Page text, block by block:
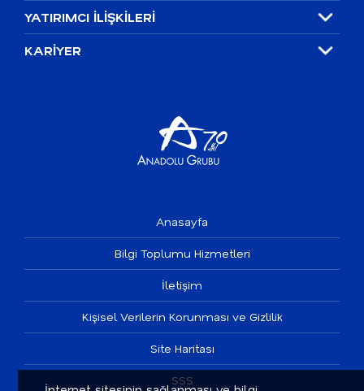
YATIRIMCI İLİŞKİLERİ
KARİYER
Anasayfa
Bilgi Toplumu Hizmetleri
İletişim
Kişisel Verilerin Korunması ve Gizlilik
Site Haritası
SSS